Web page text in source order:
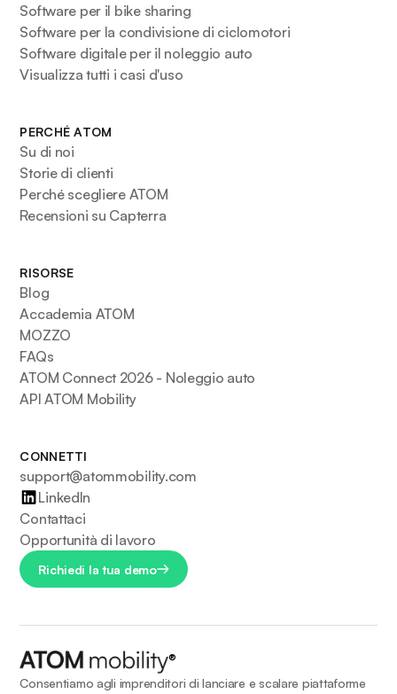
Software per il bike sharing
Software per la condivisione di ciclomotori
Software digitale per il noleggio auto
Visualizza tutti i casi d'uso
PERCHÉ ATOM
Su di noi
Storie di clienti
Perché scegliere ATOM
Recensioni su Capterra
RISORSE
Blog
Accademia ATOM
MOZZO
FAQs
ATOM Connect 2026 - Noleggio auto
API ATOM Mobility
CONNETTI
support@atommobility.com
LinkedIn
Contattaci
Opportunità di lavoro
Richiedi la tua demo
®
Consentiamo agli imprenditori di lanciare e scalare piattaforme